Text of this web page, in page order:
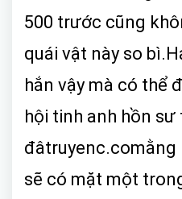
500 trước cũng
quái vật này so
hắn vậy mà có thể
hội tinh anh hồn sư
đâtruyenc.comằng
sẽ có mặt một